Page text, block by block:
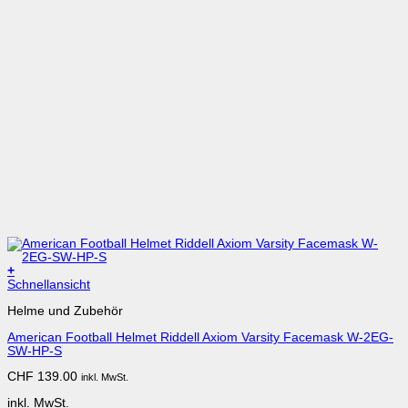
+
Dieses
weist
Varianten
auf.
Optionen
Schnellansicht
Helme und Zubehör
American Football Helmet Riddell Axiom Varsity Facemask W-2EG-
SW-HP-S
CHF 139.00 inkl. MwSt.
inkl. MwSt.